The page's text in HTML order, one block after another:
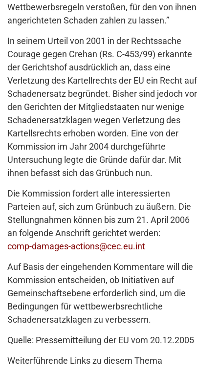
Wettbewerbsregeln verstoßen, für den von ihnen
angerichteten Schaden zahlen zu lassen.”
In seinem Urteil von 2001 in der Rechtssache
Courage gegen Crehan (Rs. C-453/99) erkannte
der Gerichtshof ausdrücklich an, dass eine
Verletzung des Kartellrechts der EU ein Recht auf
Schadenersatz begründet. Bisher sind jedoch vor
den Gerichten der Mitgliedstaaten nur wenige
Schadenersatzklagen wegen Verletzung des
Kartellsrechts erhoben worden. Eine von der
Kommission im Jahr 2004 durchgeführte
Untersuchung legte die Gründe dafür dar. Mit
ihnen befasst sich das Grünbuch nun.
Die Kommission fordert alle interessierten
Parteien auf, sich zum Grünbuch zu äußern. Die
Stellungnahmen können bis zum 21. April 2006
an folgende Anschrift gerichtet werden:
comp-damages-actions@cec.eu.int
Auf Basis der eingehenden Kommentare will die
Kommission entscheiden, ob Initiativen auf
Gemeinschaftsebene erforderlich sind, um die
Bedingungen für wettbewerbsrechtliche
Schadenersatzklagen zu verbessern.
Quelle: Pressemitteilung der EU vom 20.12.2005
Weiterführende Links zu diesem Thema